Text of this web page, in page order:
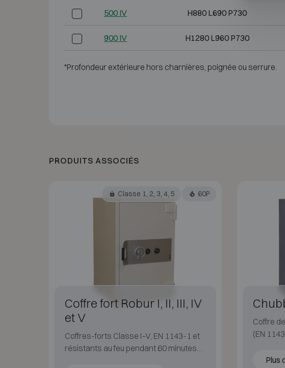
500 IV H880 L690 P730
900 IV H1280 L960 P730
*Profondeur extérieure hors charnières, poignée ou serrure.
PRODUITS ASSOCIÉS
Classe 1, 2, 3, 4, 5 60P
Coffre fort Robur I, II, III, IV
et V
Coffres-forts Classe I–V, EN 1143-1 et
résistants au feu pendant 60 minutes
Coffre
(EN
Plus